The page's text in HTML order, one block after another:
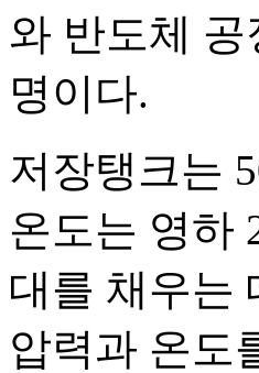
와 반도체
명이다.
저장탱크는
온도는 영하
대를 채우는
압력과 온도